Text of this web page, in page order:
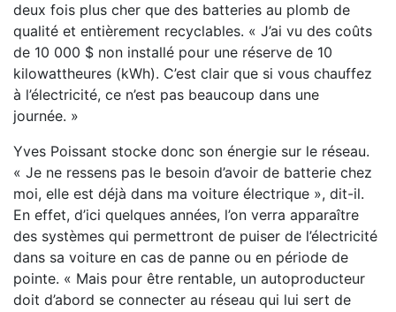
deux fois plus cher que des batteries au plomb de
qualité et entièrement recyclables. « J’ai vu des coûts
de 10 000 $ non installé pour une réserve de 10
kilowattheures (kWh). C’est clair que si vous chauffez
à l’électricité, ce n’est pas beaucoup dans une
journée. »
Yves Poissant stocke donc son énergie sur le réseau.
« Je ne ressens pas le besoin d’avoir de batterie chez
moi, elle est déjà dans ma voiture électrique », dit-il.
En effet, d’ici quelques années, l’on verra apparaître
des systèmes qui permettront de puiser de l’électricité
dans sa voiture en cas de panne ou en période de
pointe. « Mais pour être rentable, un autoproducteur
doit d’abord se connecter au réseau qui lui sert de